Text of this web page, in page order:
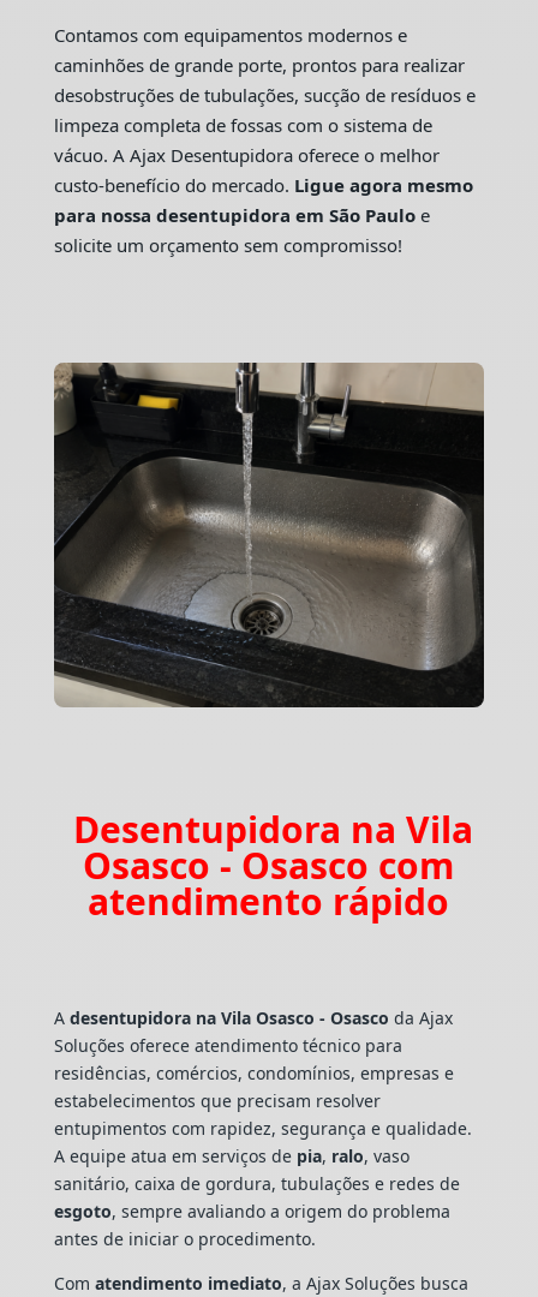
Contamos com equipamentos modernos e
caminhões de grande porte, prontos para realizar
desobstruções de tubulações, sucção de resíduos e
limpeza completa de fossas com o sistema de
vácuo. A Ajax Desentupidora oferece o melhor
custo-benefício do mercado. Ligue agora mesmo
para nossa desentupidora em São Pauloe
solicite um orçamento sem compromisso!
Desentupidora na Vila
Osasco - Osasco com
atendimento rápido
A desentupidora na Vila Osasco - Osasco da Ajax
Soluções oferece atendimento técnico para
residências, comércios, condomínios, empresas e
estabelecimentos que precisam resolver
entupimentos com rapidez, segurança e qualidade.
A equipe atua em serviços de pia, ralo, vaso
sanitário, caixa de gordura, tubulações e redes de
esgoto, sempre avaliando a origem do problema
antes de iniciar o procedimento.
Com atendimento imediato, a Ajax Soluções busca